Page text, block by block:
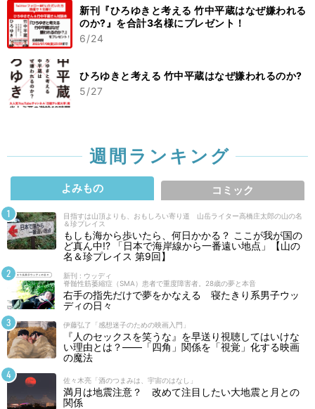
新刊『ひろゆきと考える 竹中平蔵はなぜ嫌われる
のか?』を合計3名様にプレゼント！
6/24
ひろゆきと考える 竹中平蔵はなぜ嫌われるのか?
5/27
週間ランキング
よみもの コミック
目指すは山頂よりも、おもしろい寄り道 山岳ライター高橋庄太郎の山の名
＆珍プレイス
もしも海から歩いたら、何日かかる？ ここが我が国の
ど真ん中!? 「日本で海岸線から一番遠い地点」【山の
名＆珍プレイス 第9回】
新刊 : ウッディ
脊髄性筋萎縮症（SMA）患者で重度障害者。28歳の夢と本音
右手の指先だけで夢をかなえる 寝たきり系男子ウッ
ディの日々
伊藤弘了「感想迷子のための映画入門」
『人のセックスを笑うな』を早送り視聴してはいけな
い理由とは？――「四角」関係を「視覚」化する映画
の魔法
佐々木亮「酒のつまみは、宇宙のはなし」
満月は地震注意？ 改めて注目したい大地震と月との
関係